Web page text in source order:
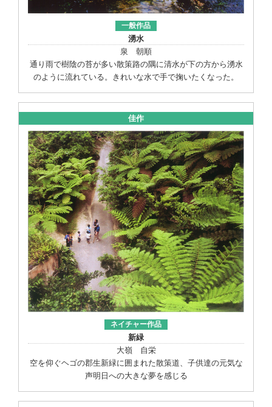
一般作品
湧水
泉 朝順
通り雨で樹陰の苔が多い散策路の隅に清水が下の方から湧水
のように流れている。きれいな水で手で掬いたくなった。
佳作
ネイチャー作品
新緑
大嶺 自栄
空を仰ぐヘゴの郡生新緑に囲まれた散策道、子供達の元気な
声明日への大きな夢を感じる